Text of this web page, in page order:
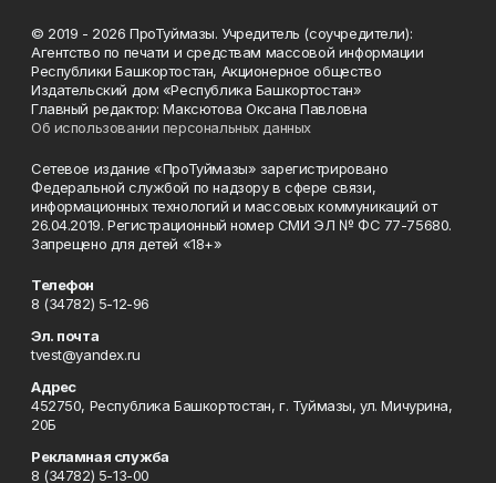
© 2019 - 2026 ПроТуймазы. Учредитель (соучредители):
Агентство по печати и средствам массовой информации
Республики Башкортостан, Акционерное общество
Издательский дом «Республика Башкортостан»
Главный редактор: Максютова Оксана Павловна
Об использовании персональных данных
Сетевое издание «ПроТуймазы» зарегистрировано
Федеральной службой по надзору в сфере связи,
информационных технологий и массовых коммуникаций от
26.04.2019. Регистрационный номер СМИ ЭЛ № ФС 77-75680.
Запрещено для детей «18+»
Телефон
8 (34782) 5-12-96
Эл. почта
tvest@yandex.ru
Адрес
452750, Республика Башкортостан, г. Туймазы, ул. Мичурина,
20Б
Рекламная служба
8 (34782) 5-13-00